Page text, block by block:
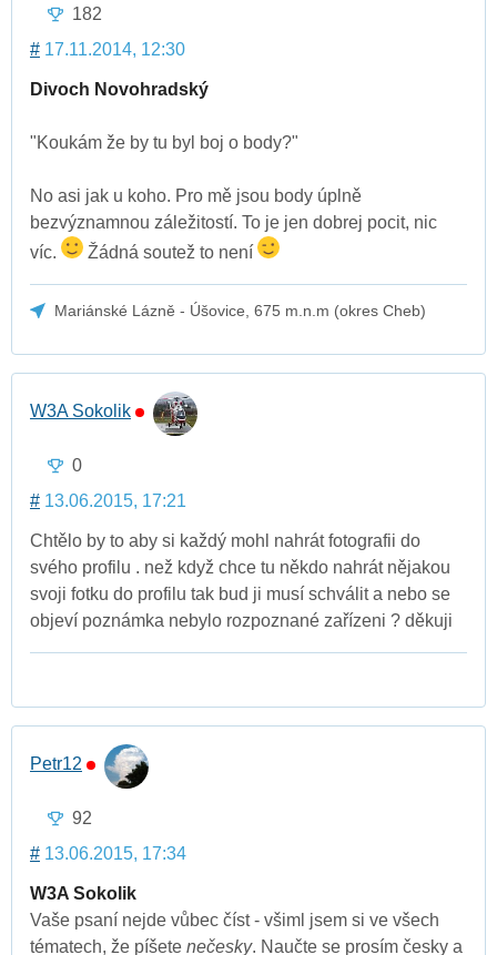
182
# 17.11.2014, 12:30
Divoch Novohradský
"Koukám že by tu byl boj o body?"
No asi jak u koho. Pro mě jsou body úplně
bezvýznamnou záležitostí. To je jen dobrej pocit, nic
víc.
Žádná soutež to není
Mariánské Lázně - Úšovice, 675 m.n.m (okres Cheb)
W3A Sokolik
0
# 13.06.2015, 17:21
Chtělo by to aby si každý mohl nahrát fotografii do
svého profilu . než když chce tu někdo nahrát nějakou
svoji fotku do profilu tak bud ji musí schválit a nebo se
objeví poznámka nebylo rozpoznané zařízeni ? děkuji
Petr12
92
# 13.06.2015, 17:34
W3A Sokolik
Vaše psaní nejde vůbec číst - všiml jsem si ve všech
tématech, že píšete nečesky. Naučte se prosím česky a